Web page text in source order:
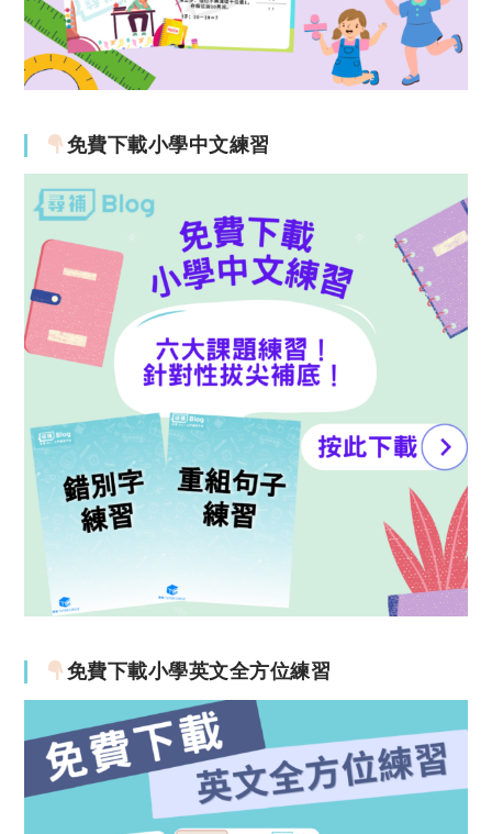
免費下載小學中文練習
免費下載小學英文全方位練習